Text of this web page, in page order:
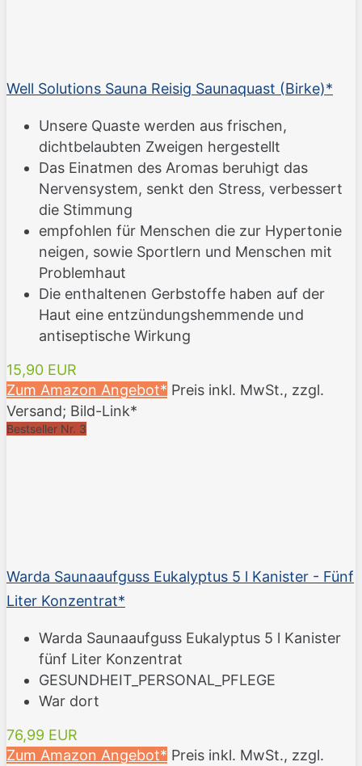
Well Solutions Sauna Reisig Saunaquast (Birke)*
Unsere Quaste werden aus frischen,
dichtbelaubten Zweigen hergestellt
Das Einatmen des Aromas beruhigt das
Nervensystem, senkt den Stress, verbessert
die Stimmung
empfohlen für Menschen die zur Hypertonie
neigen, sowie Sportlern und Menschen mit
Problemhaut
Die enthaltenen Gerbstoffe haben auf der
Haut eine entzündungshemmende und
antiseptische Wirkung
15,90 EUR
Zum Amazon Angebot* Preis inkl. MwSt., zzgl.
Versand; Bild-Link*
Bestseller Nr. 3
Warda Saunaaufguss Eukalyptus 5 l Kanister - Fünf
Liter Konzentrat*
Warda Saunaaufguss Eukalyptus 5 l Kanister
fünf Liter Konzentrat
GESUNDHEIT_PERSONAL_PFLEGE
War dort
76,99 EUR
Zum Amazon Angebot* Preis inkl. MwSt., zzgl.